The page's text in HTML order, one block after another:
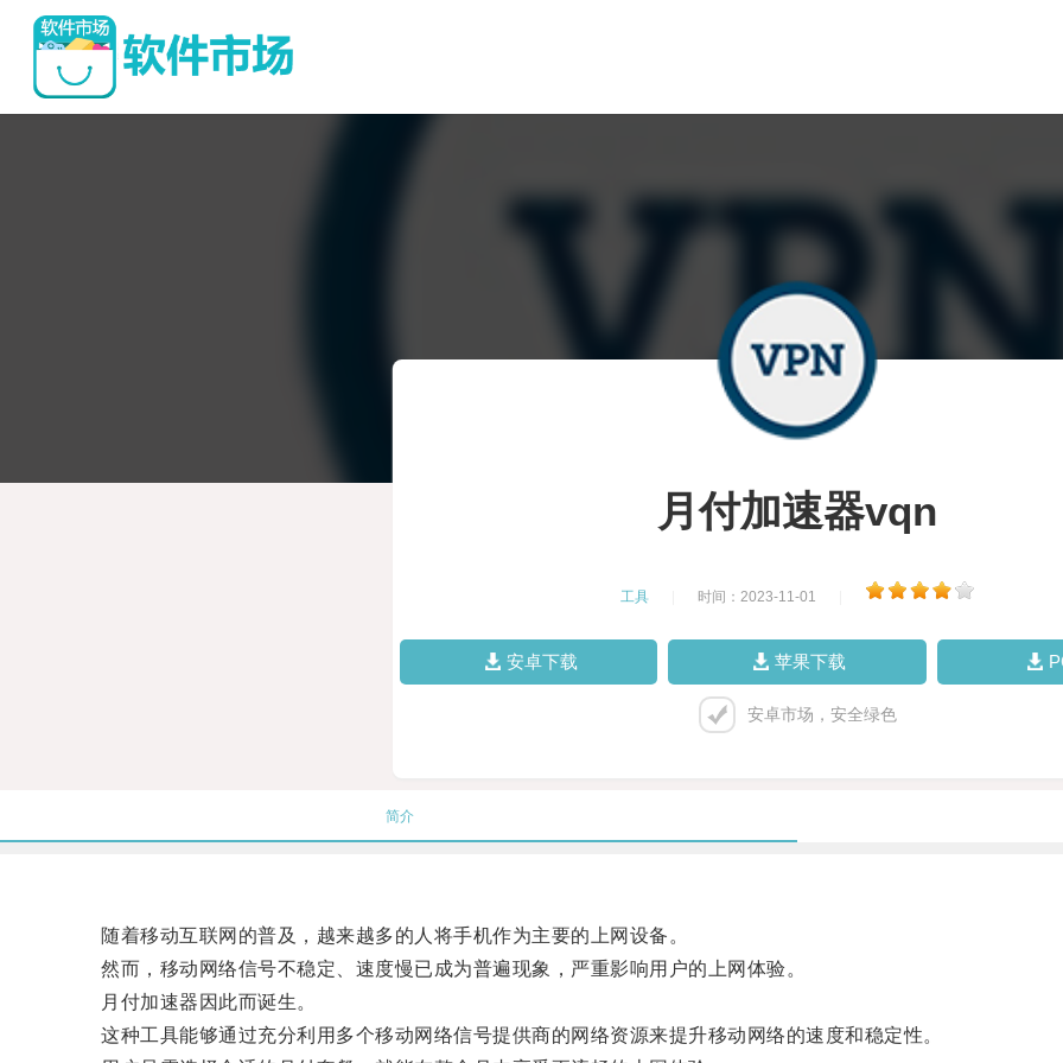
月付加速器vqn
工具 时间：2023-11-01
安卓下载 苹果下载
安卓市场，安全绿色
简介
随着移动互联网的普及，越来越多的人将手机作为主要的上网设备。
然而，移动网络信号不稳定、速度慢已成为普遍现象，严重影响用户的上网体验。
月付加速器因此而诞生。
这种工具能够通过充分利用多个移动网络信号提供商的网络资源来提升移动网络的速度和稳定性。